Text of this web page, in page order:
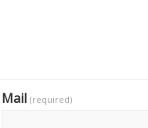
Mail (required)